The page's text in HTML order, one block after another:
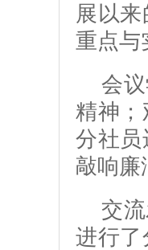
展以
重点与
会
精神
分社
敲响廉
交
进行